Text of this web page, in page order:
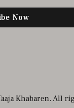
Now
Khabaren. All